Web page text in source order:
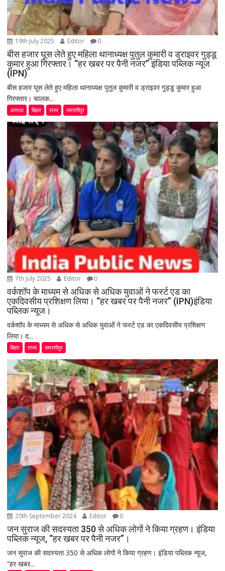
19th July 2025 Editor 0
बीस हजार घूस लेते हुए महिला थानाध्यक्ष पुतुल कुमारी व ड्राइवर गुड्डू
कुमार हुआ गिरफ्तार। “हर खबर पर पैनी नजर” इंडिया पब्लिक न्यूज
(IPN)
बीस हजार घूस लेते हुए महिला थानाध्यक्ष पुतुल कुमारी व ड्राइवर गुड्डू कुमार हुआ
गिरफ्तार। चालक...
अपराध बिहार राज्य समस्तीपुर
7th July 2025 Editor 0
वर्कशॉप के माध्यम से अधिक से अधिक युवाओं ने फर्स्ट एड का
एकदिवसीय प्रशिक्षण लिया। “हर खबर पर पैनी नजर” (IPN)इंडिया
पब्लिक न्यूज।
वर्कशॉप के माध्यम से अधिक से अधिक युवाओं ने फर्स्ट एड का एकदिवसीय प्रशिक्षण
लिया। द...
बिहार राज्य समस्तीपुर
20th September 2024 Editor 0
जन सुराज की सदस्यता 350 से अधिक लोगों ने किया ग्रहण। इंडिया
पब्लिक न्यूज, “हर खबर पर पैनी नजर”।
जन सुराज की सदस्यता 350 से अधिक लोगों ने किया ग्रहण। इंडिया पब्लिक न्यूज,
“हर खबर...